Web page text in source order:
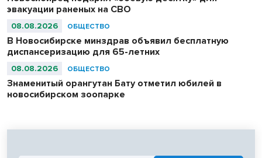
эвакуации раненых на СВО
08.08.2026 ОБЩЕСТВО
В Новосибирске минздрав объявил бесплатную
диспансеризацию для 65-летних
08.08.2026 ОБЩЕСТВО
Знаменитый орангутан Бату отметил юбилей в
новосибирском зоопарке